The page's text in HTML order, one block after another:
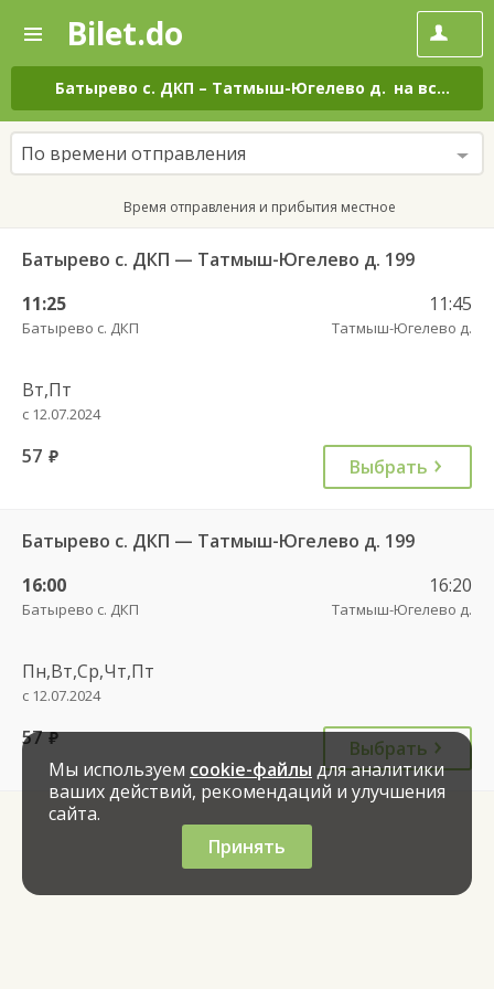
—
Поиск
и
покупка
билетов
на
автобус
онлайн
Bilet.do
Батырево с. ДКП – Татмыш-Югелево д. на все дни
По времени отправления
Время отправления и прибытия местное
Батырево с. ДКП — Татмыш-Югелево д. 199
11:25
Батырево с. ДКП
11:45
Татмыш-Югелево д.
Вт,Пт
с 12.07.2024
57 руб. Выбрать
Батырево с. ДКП — Татмыш-Югелево д. 199
16:00
Батырево с. ДКП
16:20
Татмыш-Югелево д.
Пн,Вт,Ср,Чт,Пт
с 12.07.2024
57 руб.
Выбрать
Мы используем cookie-файлы для аналитики
ваших действий, рекомендаций и улучшения
сайта.
Принять